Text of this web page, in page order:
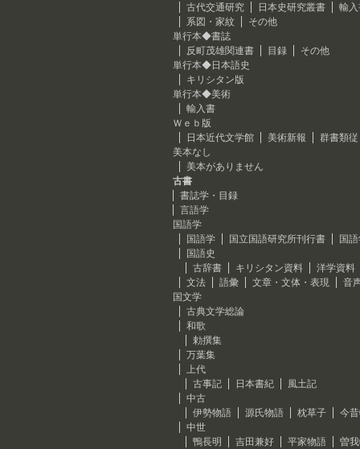
古代交通研究
日本史研究叢書
輸
系図・家紋
その他
単行本◆書誌
反町茂雄関連書
目録
その他
単行本◆日本語史
キリシタン版
単行本◆美術
輸入書
Ｗｅｂ版
日本近代文学館
美術新報
群書類
美本なし
美本がありません
古書
書誌学・目録
言語学
国語学
国語学
国立国語研究所刊行書
国
国語史
古辞書
キリシタン資料
洋学資料
文法
語彙 文章・文体・表現
音
国文学
古典文学総論
和歌
勅撰集
万葉集
上代
古事記
日本書紀
風土記
中古
伊勢物語
源氏物語 枕草子
今
中世
鴨長明
吉田兼好 平家物語
曽